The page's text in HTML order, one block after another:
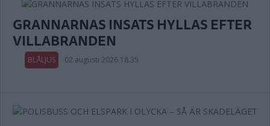
GRANNARNAS INSATS HYLLAS EFTER
VILLABRANDEN
BLÅLJUS 02 augusti 2026 18.35